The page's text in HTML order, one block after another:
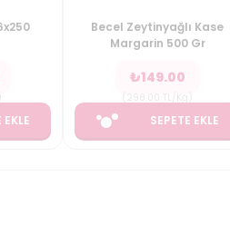
EKLE
Becel Zeytinyağlı Kase
Margarin 500 Gr
₺149.00
SEPETE EKLE